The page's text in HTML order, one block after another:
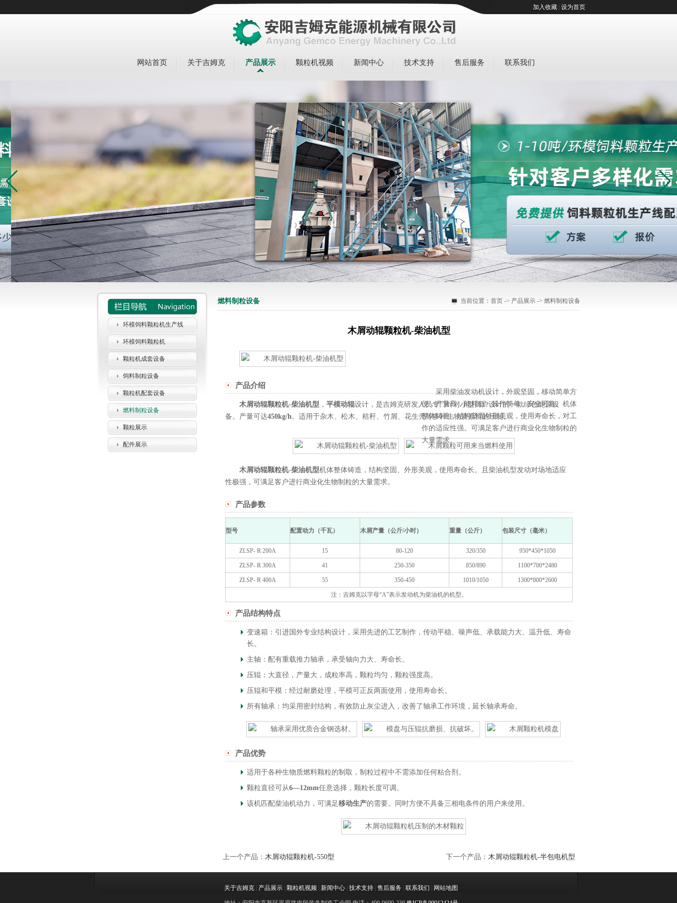
加入收藏 设为首页
网站首页 关于吉姆克 产品展示 颗粒机视频 新闻中心 技术支持 售后服务 联系我们
环模饲料颗粒机生产线
环模饲料颗粒机
颗粒机成套设备
饲料制粒设备
颗粒机配套设备
燃料制粒设备
颗粒展示
配件展示
燃料制粒设备 当前位置： 首页 -> 产品展示 -> 燃料制粒设备
木屑动辊颗粒机-柴油机型
采用柴油发动机设计，外观坚固，移动简单方
便，产量高，能耗低。操作简单，安全可靠。机体
整体铸造，结构坚固外形美观，使用寿命长，对工
作的适应性强。可满足客户进行商业化生物制粒的
大量需求。
产品介绍
木屑动辊颗粒机-柴油机型 ， 平模动辊设计，是吉姆克研发人员专门针对小型商户设计的一款绿色能源设
备。产量可达450kg/h。适用于杂木、松木、秸秆、竹屑、花生壳等多种生物质原料的压制。
木屑动辊颗粒机-柴油机型机体整体铸造，结构坚固、外形美观，使用寿命长。且柴油机型发动对场地适应
性极强，可满足客户进行商业化生物制粒的大量需求。
产品参数
型号 配置动力（千瓦） 木屑产量（公斤/小时） 重量（公斤） 包装尺寸（毫米）
ZLSP- R 200A 15 80-120 320/350 950*450*1050
ZLSP- R 300A 41 250-350 850/890 1100*700*2480
ZLSP- R 400A 55 350-450 1010/1050 1300*800*2600
注：吉姆克以字母“A”表示发动机为柴油机的机型。
产品结构特点
变速箱：引进国外专业结构设计，采用先进的工艺制作，传动平稳、噪声低、承载能力大、温升低、寿命
长。
主轴：配有重载推力轴承，承受轴向力大、寿命长。
压辊：大直径，产量大，成粒率高，颗粒均匀，颗粒强度高。
压辊和平模：经过耐磨处理，平模可正反两面使用，使用寿命长。
所有轴承：均采用密封结构，有效防止灰尘进入，改善了轴承工作环境，延长轴承寿命。
产品优势
适用于各种生物质燃料颗粒的制取，制粒过程中不需添加任何粘合剂。
颗粒直径可从6—12mm任意选择，颗粒长度可调。
该机匹配柴油机动力，可满足移动生产的需要。同时方便不具备三相电条件的用户来使用。
上一个产品： 木屑动辊颗粒机-550型 下一个产品： 木屑动辊颗粒机-半包电机型
关于吉姆克 产品展示 颗粒机视频 新闻中心 技术支持 售后服务 联系我们 网站地图